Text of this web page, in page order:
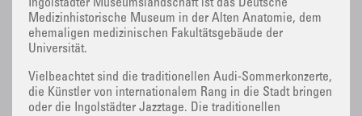
Ingolstädter Museumslandschaft ist das Deutsche
Medizinhistorische Museum in der Alten Anatomie, dem
ehemaligen medizinischen Fakultätsgebäude der
Universität.
Vielbeachtet sind die traditionellen Audi-Sommerkonzerte,
die Künstler von internationalem Rang in die Stadt bringen
oder die Ingolstädter Jazztage. Die traditionellen